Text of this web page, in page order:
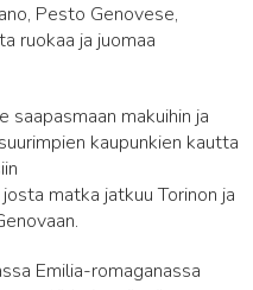
Pesto Genovese,
ruokaa ja juomaa
makuihin ja
kaupunkien kautta
matka jatkuu Torinon ja
Emilia-romaganassa